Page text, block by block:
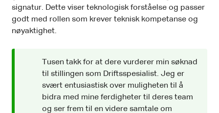
signatur. Dette viser teknologisk forståelse og passer
godt med rollen som krever teknisk kompetanse og
nøyaktighet.
Tusen takk for at dere vurderer min søknad
til stillingen som Driftsspesialist. Jeg er
svært entusiastisk over muligheten til å
bidra med mine ferdigheter til deres team
og ser frem til en videre samtale om